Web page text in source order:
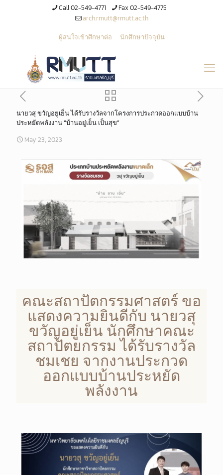
Call 02-549-4771
Fax 02-549-4775
arch.rmutt@rmutt.ac.th
ผู้สนใจเข้าศึกษาต่อ
นักศึกษาปัจจุบัน
นายวสุ ขวัญอยู่เย็น ได้รับรางวัลจากโครงการประกวดออกแบบบ้าน
ประหยัดพลังงาน “บ้านอยู่เย็น เป็นสุข”
May 23, 2023
คณะสถาปัตกรรมศาสตร์ ขอ
แสดงความยินดีกับ นายวสุ
ขวัญอยู่เย็น นักศึกษาคณะ
สถาปัตยกรรม ได้รับรางวัล
ชมเชย จากงานประกวด
ออกแบบบ้านประหยัด
พลังงาน